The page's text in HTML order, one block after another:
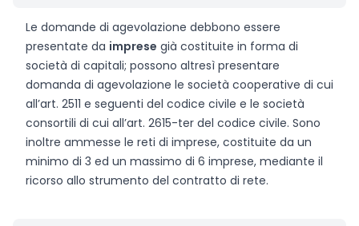
Le domande di agevolazione debbono essere
presentate da imprese già costituite in forma di
società di capitali; possono altresì presentare
domanda di agevolazione le società cooperative di cui
all’art. 2511 e seguenti del codice civile e le società
consortili di cui all’art. 2615-ter del codice civile. Sono
inoltre ammesse le reti di imprese, costituite da un
minimo di 3 ed un massimo di 6 imprese, mediante il
ricorso allo strumento del contratto di rete.